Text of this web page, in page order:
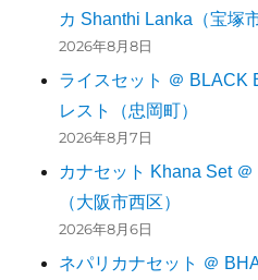
カ Shanthi Lanka（宝塚市
2026年8月8日
ライスセット ＠ BLACK
レスト（忠岡町）
2026年8月7日
カナセット Khana Set
（大阪市西区）
2026年8月6日
ネパリカナセット ＠